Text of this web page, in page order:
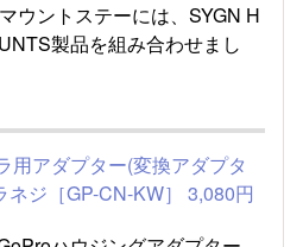
ウントステーには、SYGN H
製品を組み合わせまし
用アダプター(変換アダプタ
ジ［GP-CN-KW］ 3,080円